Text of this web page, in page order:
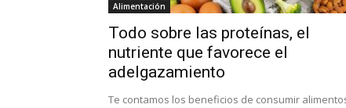
Alimentación
Todo sobre las proteínas, el
nutriente que favorece el
adelgazamiento
Te contamos los beneficios de consumir